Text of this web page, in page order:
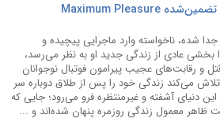
دانلود سریال لذت حداکثری تضمین‌شده Maximum Pleasure
شده، ناخواسته وارد ماجرایی پیچیده و
بخشی عادی از زندگی جدید او به نظر می‌رسد،
و رقابت‌های عجیب پیرامون فوتبال نوجوانان
می‌کند زندگی خود را پس از طلاق دوباره سر
دنیای آشفته و غیرمنتظره فرو می‌رود؛ جایی که
ظاهر معمول زندگی روزمره پنهان شده‌اند و ...